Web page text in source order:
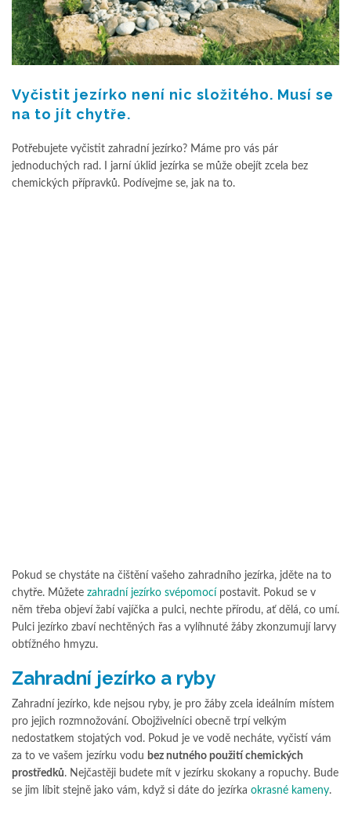
Vyčistit jezírko není nic složitého. Musí se
na to jít chytře.
Potřebujete vyčistit zahradní jezírko? Máme pro vás pár
jednoduchých rad. I jarní úklid jezírka se může obejít zcela bez
chemických přípravků. Podívejme se, jak na to.
Pokud se chystáte na čištění vašeho zahradního jezírka, jděte na to
chytře. Můžete zahradní jezírko svépomocí postavit. Pokud se v
něm třeba objeví žabí vajíčka a pulci, nechte přírodu, ať dělá, co umí.
Pulci jezírko zbaví nechtěných řas a vylíhnuté žáby zkonzumují larvy
obtížného hmyzu.
Zahradní jezírko a ryby
Zahradní jezírko, kde nejsou ryby, je pro žáby zcela ideálním místem
pro jejich rozmnožování. Obojživelníci obecně trpí velkým
nedostatkem stojatých vod. Pokud je ve vodě necháte, vyčistí vám
za to ve vašem jezírku vodu bez nutného použití chemických
prostředků. Nejčastěji budete mít v jezírku skokany a ropuchy. Bude
se jim líbit stejně jako vám, když si dáte do jezírka okrasné kameny.